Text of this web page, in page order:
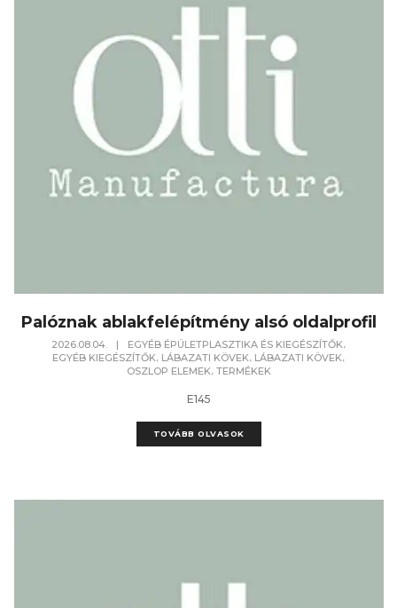
Palóznak ablakfelépítmény alsó oldalprofil
2026.08.04. | EGYÉB ÉPÜLETPLASZTIKA ÉS KIEGÉSZÍTŐK,
EGYÉB KIEGÉSZÍTŐK, LÁBAZATI KÖVEK, LÁBAZATI KÖVEK,
OSZLOP ELEMEK, TERMÉKEK
E145
TOVÁBB OLVASOK